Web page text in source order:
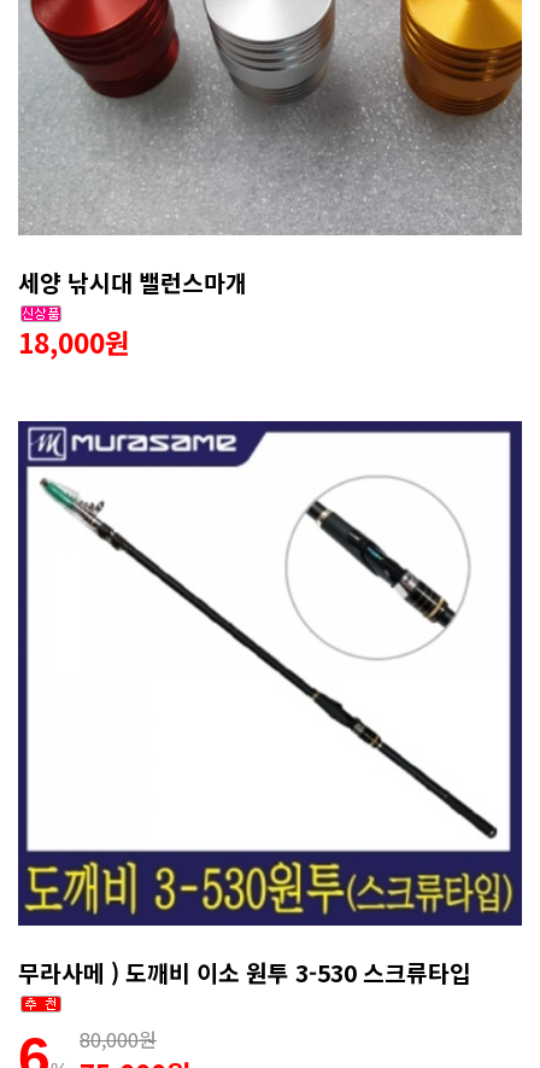
세양 낚시대 밸런스마개
18,000원
무라사메 ) 도깨비 이소 원투 3-530 스크류타입
80,000원